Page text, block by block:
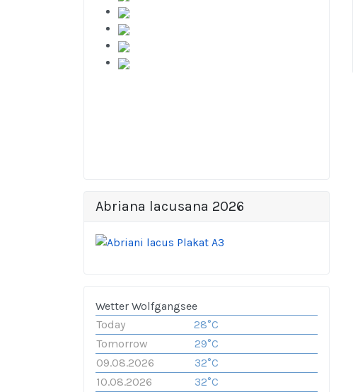
Abriana lacusana 2026
Wetter Wolfgangsee
Today
28°C
Tomorrow
29°C
09.08.2026
32°C
10.08.2026
32°C